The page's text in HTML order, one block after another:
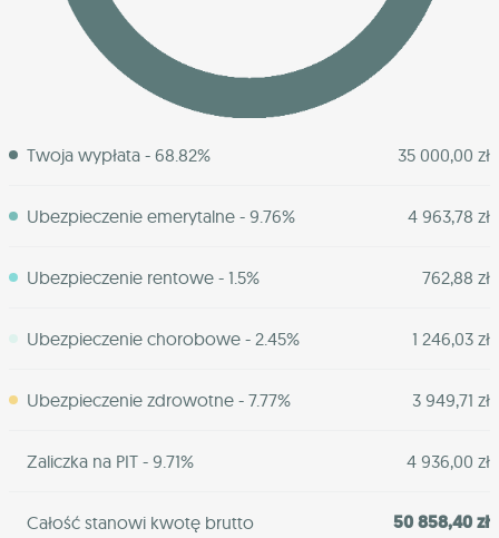
Twoja wypłata - 68.82% 35 000,00 zł
Ubezpieczenie emerytalne - 9.76% 4 963,78 zł
Ubezpieczenie rentowe - 1.5% 762,88 zł
Ubezpieczenie chorobowe - 2.45% 1 246,03 zł
Ubezpieczenie zdrowotne - 7.77% 3 949,71 zł
Zaliczka na PIT - 9.71% 4 936,00 zł
Całość stanowi kwotę brutto 50 858,40 zł